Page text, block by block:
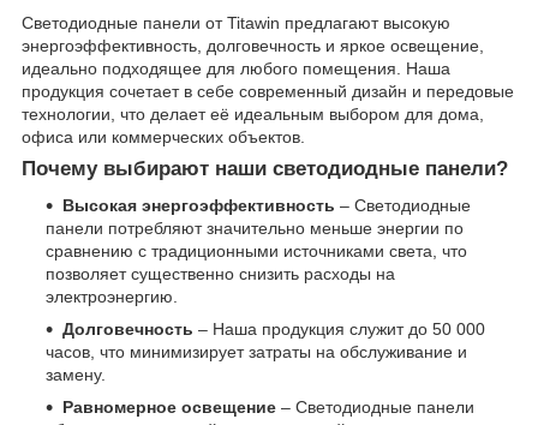
Светодиодные панели от Titawin предлагают высокую
энергоэффективность, долговечность и яркое освещение,
идеально подходящее для любого помещения. Наша
продукция сочетает в себе современный дизайн и передовые
технологии, что делает её идеальным выбором для дома,
офиса или коммерческих объектов.
Почему выбирают наши светодиодные панели?
Высокая энергоэффективность – Светодиодные
панели потребляют значительно меньше энергии по
сравнению с традиционными источниками света, что
позволяет существенно снизить расходы на
электроэнергию.
Долговечность – Наша продукция служит до 50 000
часов, что минимизирует затраты на обслуживание и
замену.
Равномерное освещение – Светодиодные панели